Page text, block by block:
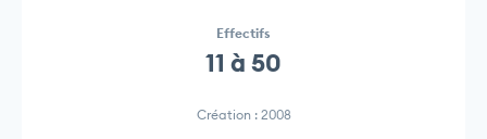
Effectifs
11 à 50
Création : 2008